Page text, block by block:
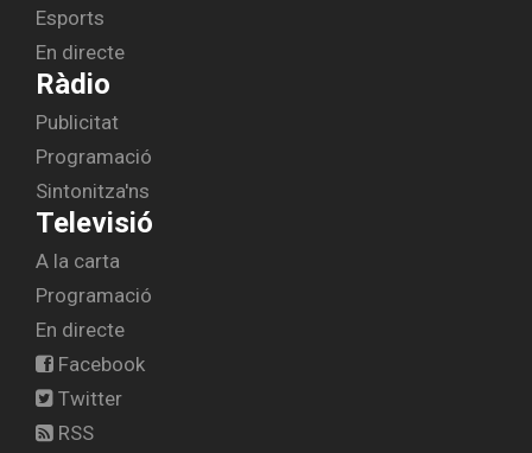
Esports
En directe
Ràdio
Publicitat
Programació
Sintonitza'ns
Televisió
A la carta
Programació
En directe
Facebook
Twitter
RSS